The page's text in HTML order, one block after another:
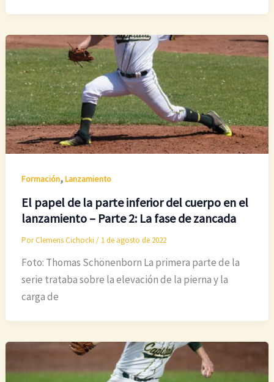
Formación,Lanzamiento
El papel de la parte inferior del cuerpo en el
lanzamiento – Parte 2: La fase de zancada
PorClemens Cichocki / 1 de agosto de 2022
Foto: Thomas Schönenborn La primera parte de la
serie trataba sobre la elevación de la pierna y la
carga de